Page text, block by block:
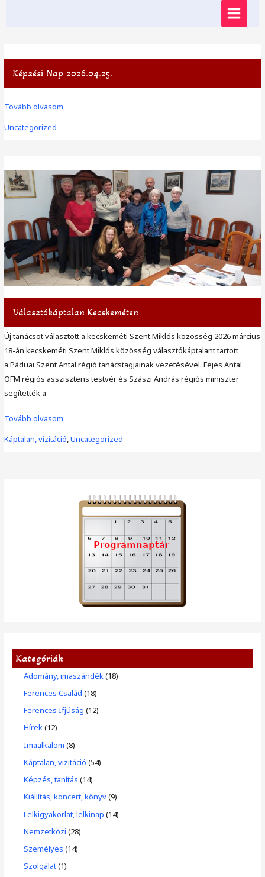
MAIN
Képzési Nap 2026.04.25.
Képzési
2026.04.25.
Tovább olvasom
Uncategorized
Választókáptalan Kecskeméten
Új tanácsot választott a kecskeméti Szent Miklós közösség 2026 március
18-án kecskeméti Szent Miklós közösség választókáptalant tartott
a Páduai Szent Antal régió tanácstagjainak vezetésével. Fejes Antal
OFM régiós asszisztens testvér és Szászi András régiós miniszter
segítették a
Választókáptalan
Tovább olvasom
Káptalan, vizitáció,Uncategorized
Kategóriák
Adomány, imaszándék (18)
Ferences Család (18)
Ferences Ifjúság (12)
Hírek(12)
Imaalkalom (8)
Káptalan, vizitáció (54)
Képzés, tanítás (14)
Kiállítás, koncert, könyv(9)
Lelkigyakorlat, lelkinap (14)
Nemzetközi (28)
Személyes (14)
Szolgálat(1)